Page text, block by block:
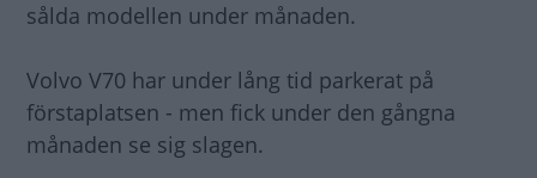
sålda modellen under månaden.
Volvo V70 har under lång tid parkerat på
förstaplatsen - men fick under den gångna
månaden se sig slagen.